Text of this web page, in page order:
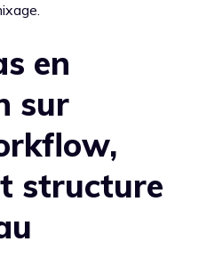
en
sur
structure